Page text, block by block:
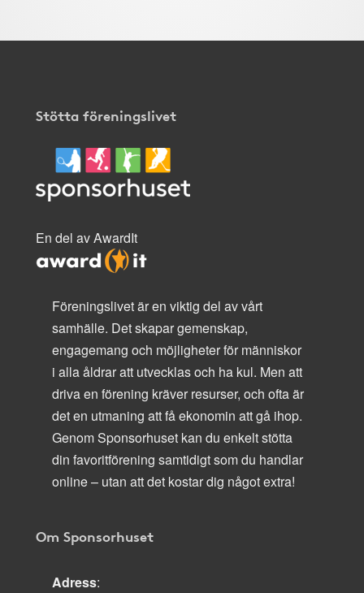
Stötta föreningslivet
En del av AwardIt
Föreningslivet är en viktig del av vårt
samhälle. Det skapar gemenskap,
engagemang och möjligheter för människor
i alla åldrar att utvecklas och ha kul. Men att
driva en förening kräver resurser, och ofta är
det en utmaning att få ekonomin att gå ihop.
Genom Sponsorhuset kan du enkelt stötta
din favoritförening samtidigt som du handlar
online – utan att det kostar dig något extra!
Om Sponsorhuset
Adress: